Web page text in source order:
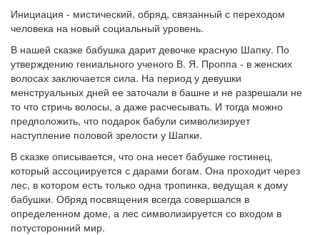
Инициация - мистический, обряд, связанный с переходом
человека на новый социальный уровень.
В нашей сказке бабушка дарит девочке красную Шапку. По
утверждению гениального ученого В. Я. Проппа - в женских
волосах заключается сила. На период у девушки
менструальных дней ее заточали в башне и не разрешали не
то что стричь волосы, а даже расчесывать. И тогда можно
предположить, что подарок бабули символизирует
наступление половой зрелости у Шапки.
В сказке описывается, что она несет бабушке гостинец,
который ассоциируется с дарами богам. Она проходит через
лес, в котором есть только одна тропинка, ведущая к дому
бабушки. Обряд посвящения всегда совершался в
определенном доме, а лес символизируется со входом в
потусторонний мир.